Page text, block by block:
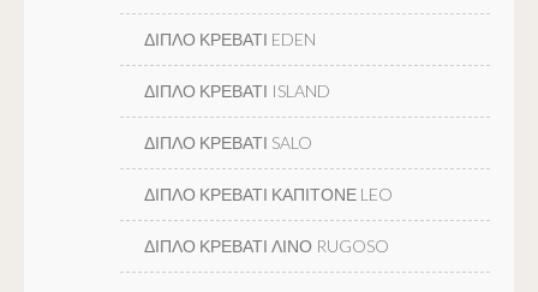
ΔΙΠΛΟ ΚΡΕΒΑΤΙ EDEN
ΔΙΠΛΟ ΚΡΕΒΑΤΙ ISLAND
ΔΙΠΛΟ ΚΡΕΒΑΤΙ SALO
ΔΙΠΛΟ ΚΡΕΒΑΤΙ ΚΑΠΙΤΟΝΕ LEO
ΔΙΠΛΟ ΚΡΕΒΑΤΙ ΛΙΝΟ RUGOSO